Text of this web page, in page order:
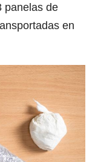
panelas de
en